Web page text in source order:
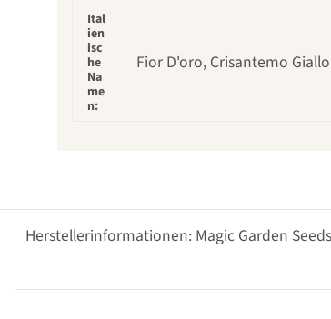
Ital
ien
isc
he
Na
me
n:
Fior D'oro, Crisantemo Giallo
Herstellerinformationen: Magic Garden